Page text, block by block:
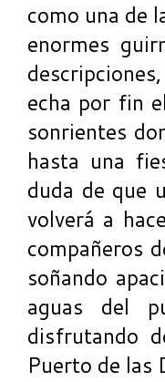
como una de
enormes
echa por fin
sonrientes
hasta una
duda de que
volverá a
compañeros
soñando
aguas del
disfrutando
Puerto de las